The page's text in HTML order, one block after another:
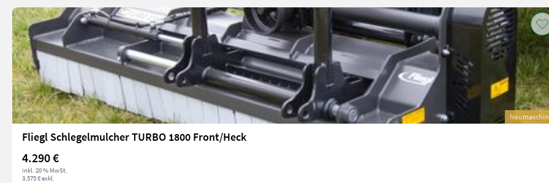
Fliegl Schlegelmulcher TURBO 1800 Front/Heck
4.290 €
inkl. 20 % MwSt.
3.575 € exkl.